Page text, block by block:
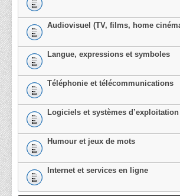
Audiovisuel (TV, films, home
Langue, expressions et symboles
Téléphonie et télécommunications
Logiciels et systèmes d’exploitation
Humour et jeux de mots
Internet et services en ligne